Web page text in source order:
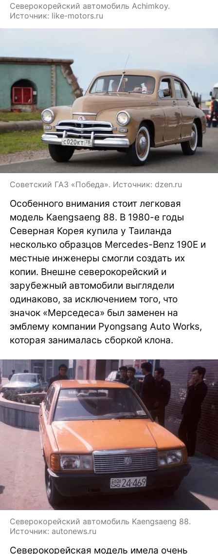
Северокорейский автомобиль Achimkoy.
Источник: like-motors.ru
Советский ГАЗ «Победа». Источник: dzen.ru
Особенного внимания стоит легковая
модель Kaengsaeng 88. В 1980-е годы
Северная Корея купила у Таиланда
несколько образцов Mercedes-Benz 190E и
местные инженеры смогли создать их
копии. Внешне северокорейский и
зарубежный автомобили выглядели
одинаково, за исключением того, что
значок «Мерседеса» был заменен на
эмблему компании Pyongsang Auto Works,
которая занималась сборкой клона.
Северокорейский автомобиль Kaengsaeng 88.
Источник: autonews.ru
Северокорейская модель имела очень